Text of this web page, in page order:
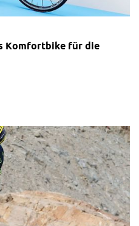
Komfortbike für die